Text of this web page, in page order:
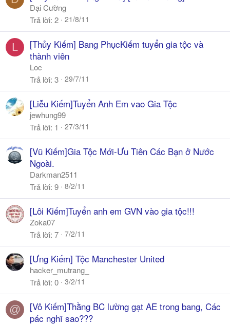
Đại Cường
Trả lời 2 21/8/11
L
[Thủy Kiếm] Bang PhụcKiếm tuyển gia tộc và
thành viên
Loc
Trả lời 3 29/7/11
[Liễu Kiếm]Tuyển Anh Em vao Gia Tộc
jewhung99
Trả lời 1 27/3/11
[Vũ Kiếm]Gia Tộc Mới-Ưu Tiên Các Bạn ở Nước
Ngoài.
Darkman2511
Trả lời 9 8/2/11
[Lôi Kiếm]Tuyển anh em GVN vào gia tộc!!!
Zoka07
Trả lời 7 7/2/11
[Ưng Kiếm] Tộc Manchester United
hacker_mutrang_
Trả lời 0 3/2/11
@
[Vô Kiếm]Thằng BC lường gạt AE trong bang, Các
pác nghĩ sao???